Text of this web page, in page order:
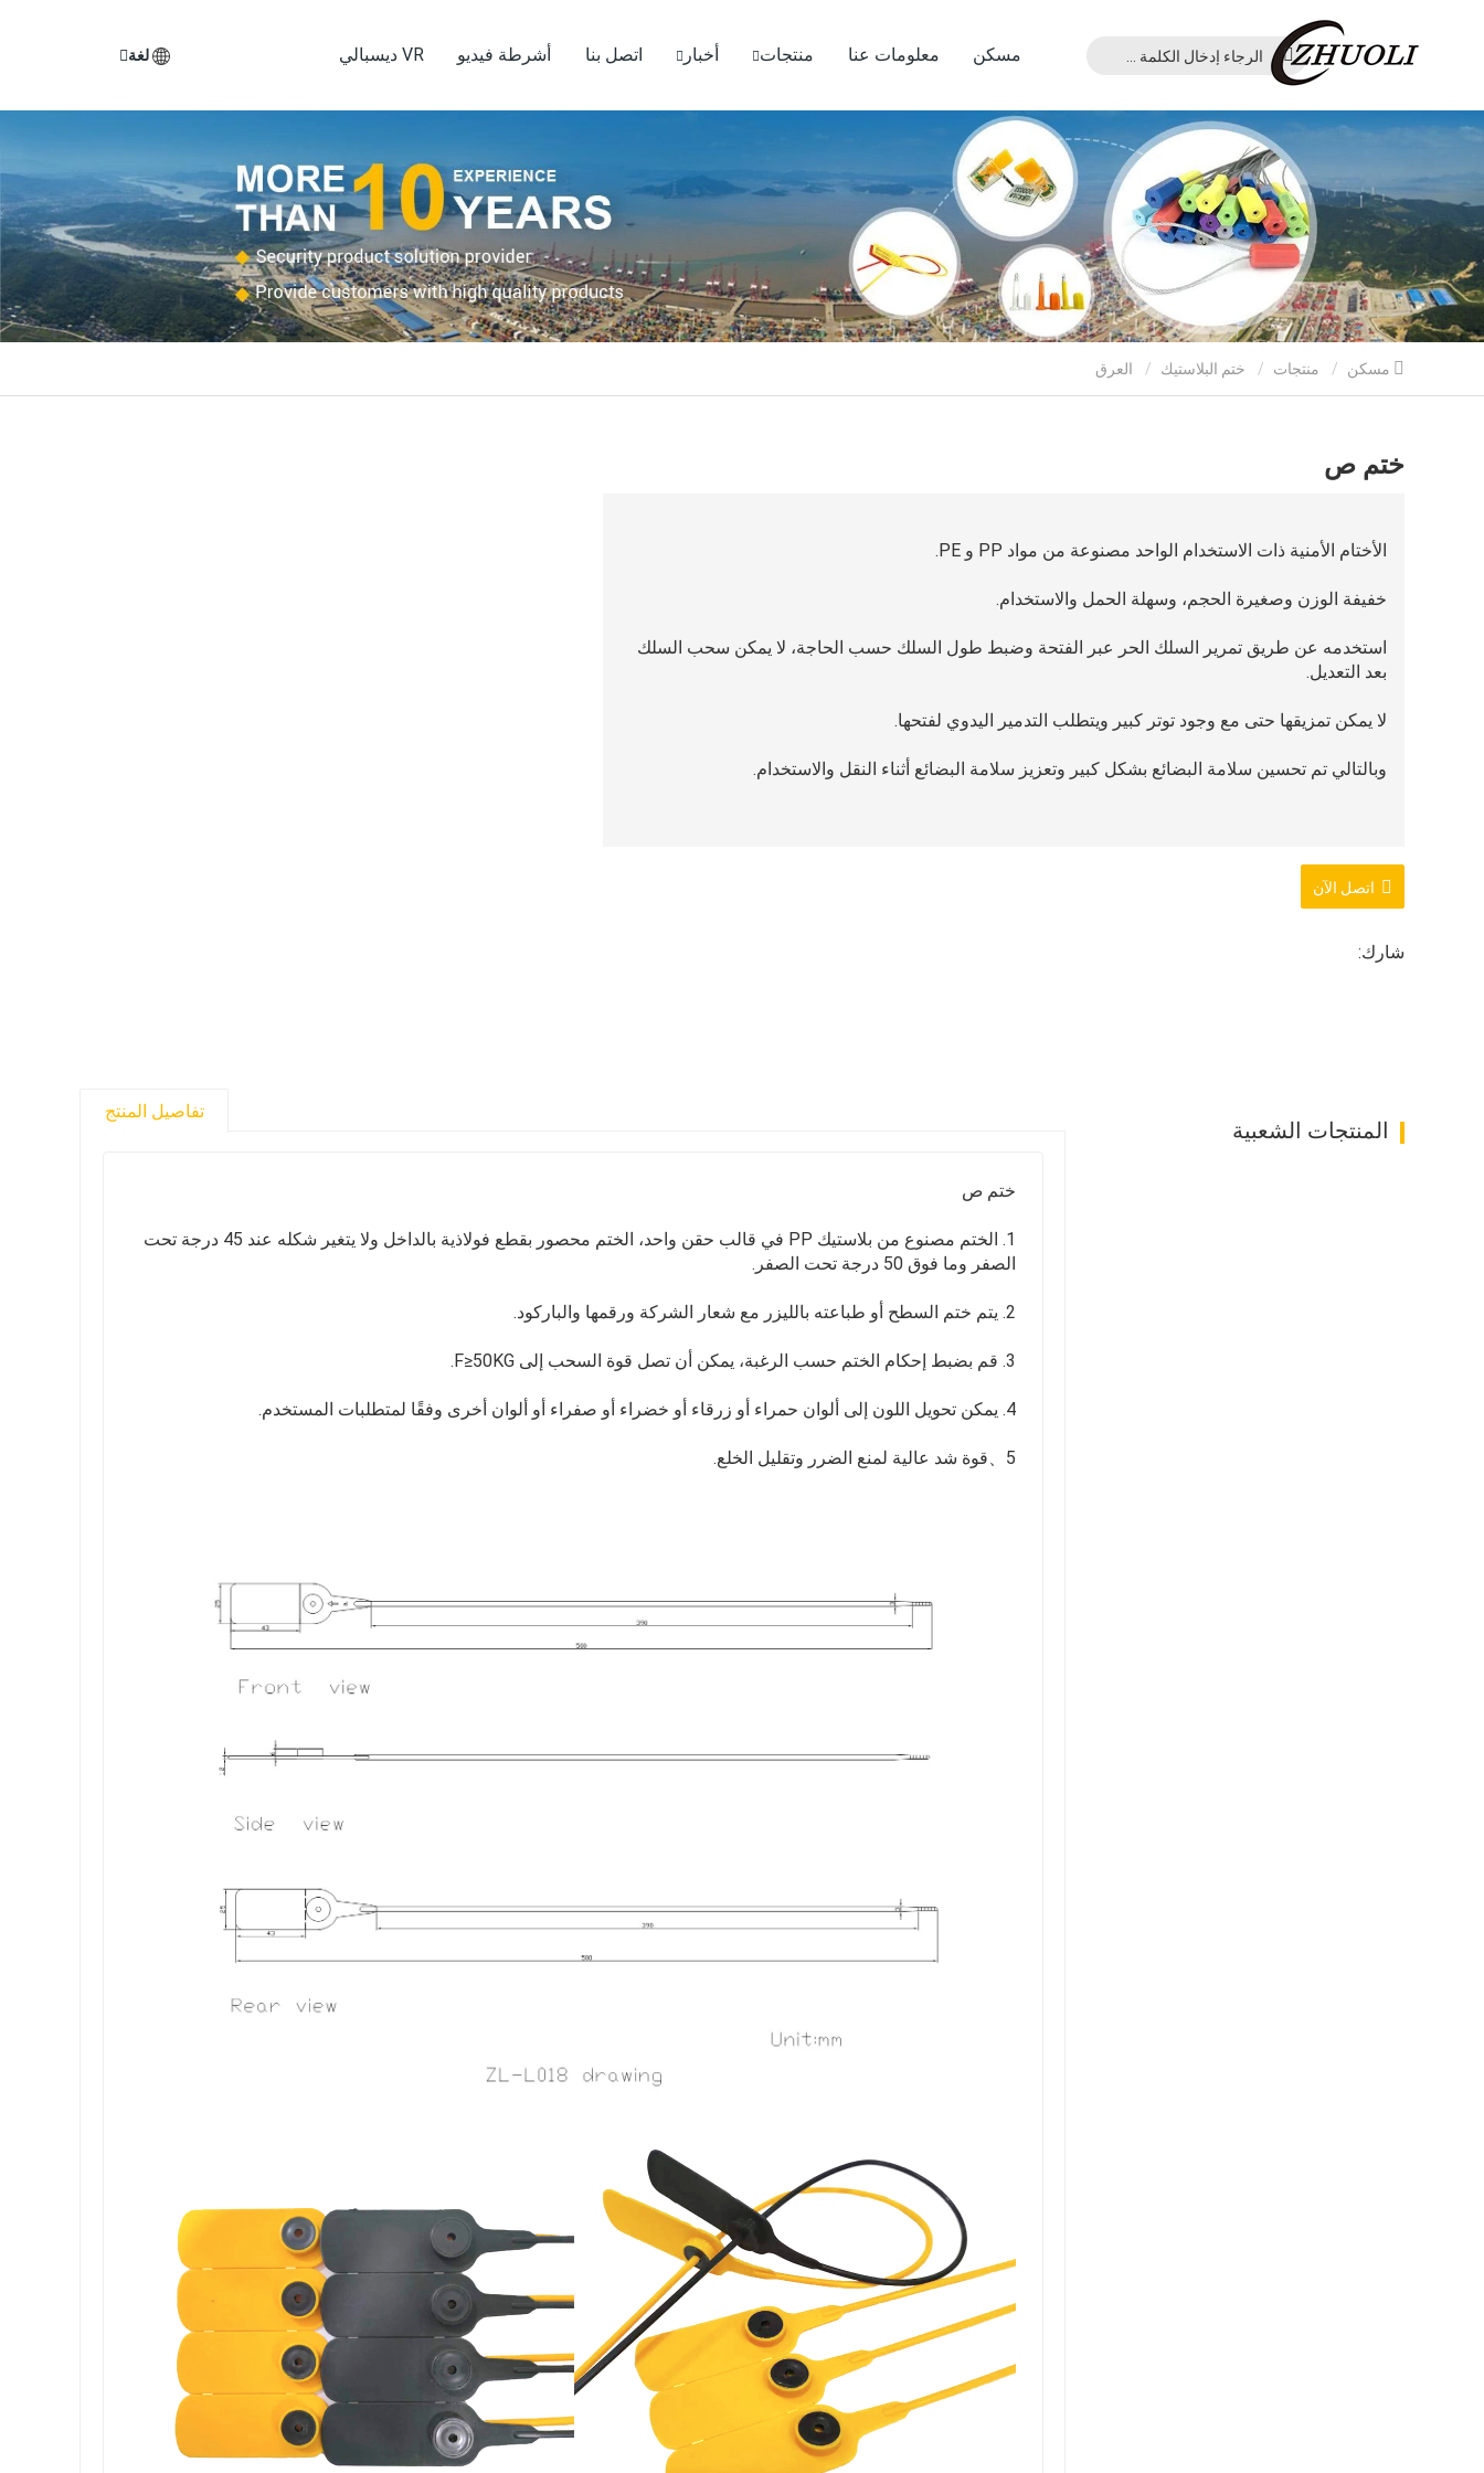
مسكن معلومات عنا منتجات أخبار اتصل بنا أشرطة فيديو VR ديسبالي لغة
منتجات ختم البلاستيك
ختم ص
الأختام الأمنية ذات الاستخدام الواحد مصنوعة من مواد PP و PE.
خفيفة الوزن وصغيرة الحجم، وسهلة الحمل والاستخدام.
استخدمه عن طريق تمرير السلك الحر عبر الفتحة وضبط طول السلك حسب الحاجة، لا يمكن سحب السلك
بعد التعديل.
لا يمكن تمزيقها حتى مع وجود توتر كبير ويتطلب التدمير اليدوي لفتحها.
وبالتالي تم تحسين سلامة البضائع بشكل كبير وتعزيز سلامة البضائع أثناء النقل والاستخدام.
اتصل الآن
شارك:
تفاصيل المنتج
ختم ص
1. الختم مصنوع من بلاستيك PP في قالب حقن واحد، الختم محصور بقطع فولاذية بالداخل ولا يتغير شكله عند 45 درجة تحت
الصفر وما فوق 50 درجة تحت الصفر.
2. يتم ختم السطح أو طباعته بالليزر مع شعار الشركة ورقمها والباركود.
3. قم بضبط إحكام الختم حسب الرغبة، يمكن أن تصل قوة السحب إلى F≥50KG.
4. يمكن تحويل اللون إلى ألوان حمراء أو زرقاء أو خضراء أو صفراء أو ألوان أخرى وفقًا لمتطلبات المستخدم.
5、قوة شد عالية لمنع الضرر وتقليل الخلع.
المنتجات الشعبية